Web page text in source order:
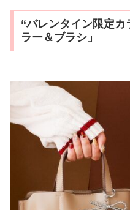
“バレンタイン限定カ
ラー＆ブラシ」